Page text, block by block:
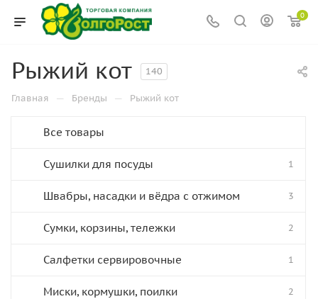
0
Рыжий кот 140
Главная — Бренды — Рыжий кот
Все товары
Сушилки для посуды 1
Швабры, насадки и вёдра с отжимом 3
Сумки, корзины, тележки 2
Салфетки сервировочные 1
Миски, кормушки, поилки 2